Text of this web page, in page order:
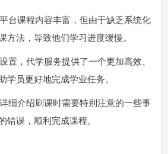
台课程内容丰富，但由于缺乏系统化
方法，导致他们学习进度缓慢。
置，代学服务提供了一个更加高效、
学员更好地完成学业任务。
细介绍刷课时需要特别注意的一些事
错误，顺利完成课程。